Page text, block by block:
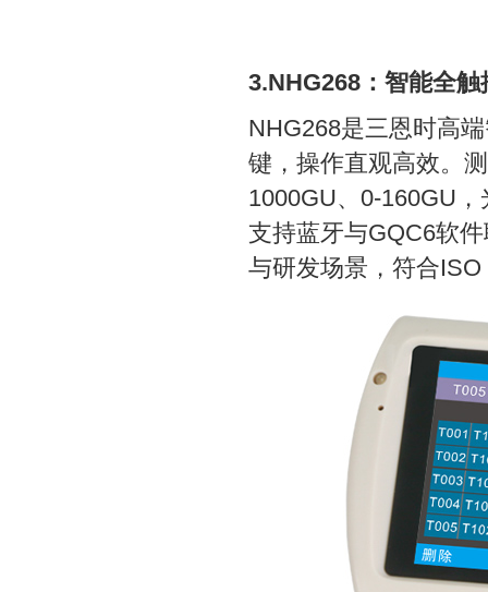
3.NHG268：智能全触
NHG268是三恩时高
键，操作直观高效。
1000GU、0-160GU
支持蓝牙与GQC6软
与研发场景，符合